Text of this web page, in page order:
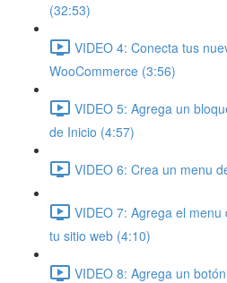
(32:53)
VIDEO 4: Conecta tus
WooCommerce (3:56)
VIDEO 5: Agrega un
de Inicio (4:57)
VIDEO 6: Crea un menu
VIDEO 7: Agrega el
tu sitio web (4:10)
VIDEO 8: Agrega un